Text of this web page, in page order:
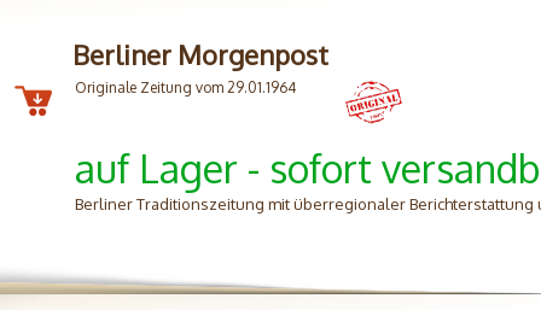
Berliner Morgenpost
Originale Zeitung vom 29.01.1964
auf Lager - sofort
Berliner Traditionszeitung mit überregionaler